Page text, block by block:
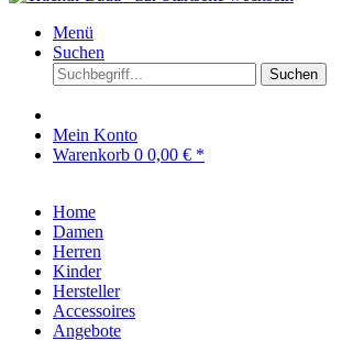
Menü
Suchen
Suchen
Mein Konto
Warenkorb 0 0,00 € *
Home
Damen
Herren
Kinder
Hersteller
Accessoires
Angebote